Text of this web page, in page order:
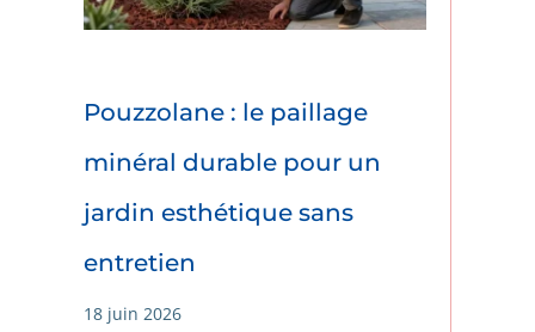
Pouzzolane : le paillage
minéral durable pour un
jardin esthétique sans
entretien
18 juin 2026